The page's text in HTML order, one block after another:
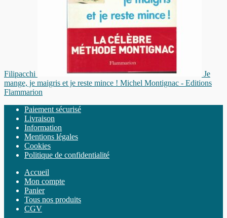
Filipacchi
Je
mange, je maigris et je reste mince ! Michel Montignac - Editions
Flammarion
Paiement sécurisé
Livraison
Information
Mentions légales
Cookies
Politique de confidentialité
Accueil
Mon compte
Panier
Tous nos produits
CGV